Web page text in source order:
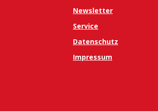
Newsletter
Service
Datenschutz
Impressum